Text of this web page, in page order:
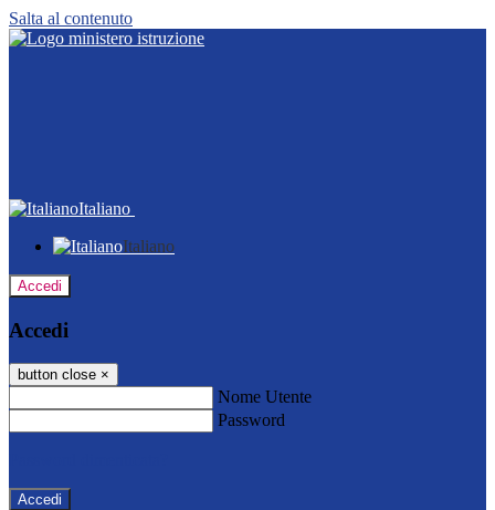
Salta al contenuto
Italiano
Italiano
Accedi
Accedi
button close ×
Nome Utente
Password